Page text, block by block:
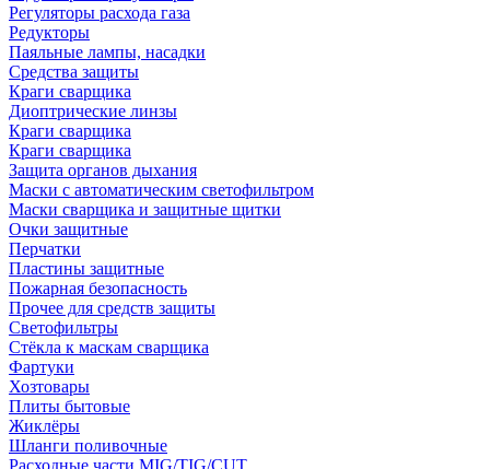
Регуляторы расхода газа
Редукторы
Паяльные лампы, насадки
Средства защиты
Краги сварщика
Диоптрические линзы
Краги сварщика
Краги сварщика
Защита органов дыхания
Маски с автоматическим светофильтром
Маски сварщика и защитные щитки
Очки защитные
Перчатки
Пластины защитные
Пожарная безопасность
Прочее для средств защиты
Светофильтры
Стёкла к маскам сварщика
Фартуки
Хозтовары
Плиты бытовые
Жиклёры
Шланги поливочные
Расходные части MIG/TIG/CUT